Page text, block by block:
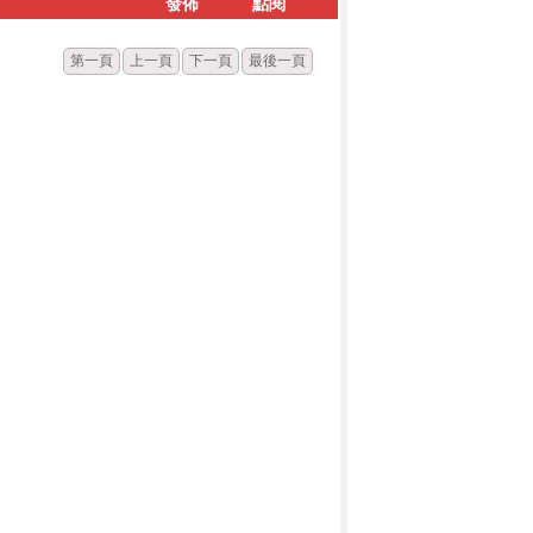
第一頁 上一頁 下一頁 最後一頁